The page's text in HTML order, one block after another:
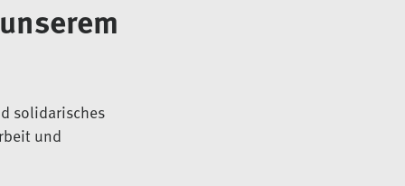
solidarisches
und